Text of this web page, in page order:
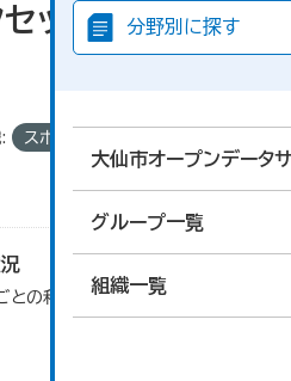
分野別に探す
大仙市オープンデータ
グループ一覧
組織一覧
ットが見つか
スポーツ振興課
の利用状況データです。